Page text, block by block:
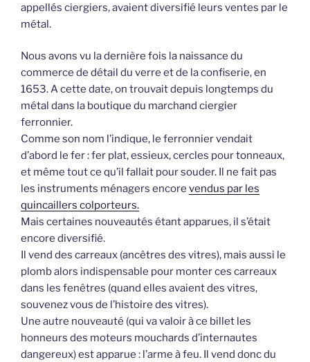
appellés ciergiers, avaient diversifié leurs ventes par le
métal.
Nous avons vu la dernière fois la naissance du
commerce de détail du verre et de la confiserie, en
1653. A cette date, on trouvait depuis longtemps du
métal dans la boutique du marchand ciergier
ferronnier.
Comme son nom l’indique, le ferronnier vendait
d’abord le fer : fer plat, essieux, cercles pour tonneaux,
et même tout ce qu’il fallait pour souder. Il ne fait pas
les instruments ménagers encore vendus par les
quincaillers colporteurs.
Mais certaines nouveautés étant apparues, il s’était
encore diversifié.
Il vend des carreaux (ancêtres des vitres), mais aussi le
plomb alors indispensable pour monter ces carreaux
dans les fenêtres (quand elles avaient des vitres,
souvenez vous de l’histoire des vitres).
Une autre nouveauté (qui va valoir à ce billet les
honneurs des moteurs mouchards d’internautes
dangereux) est apparue : l’arme à feu. Il vend donc du